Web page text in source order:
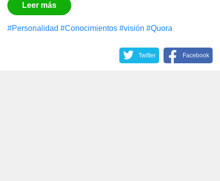
Leer más
#Personalidad #Conocimientos #visión #Quora
Twitter Facebook